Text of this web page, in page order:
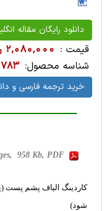
دانلود رایگان مقاله
قیمت : 2,080,000 ریال
شناسه محصول:
خرید ترجمه فارسی و
958 Kb, PDF
کاردینگ الیاف پشم پست
شود)